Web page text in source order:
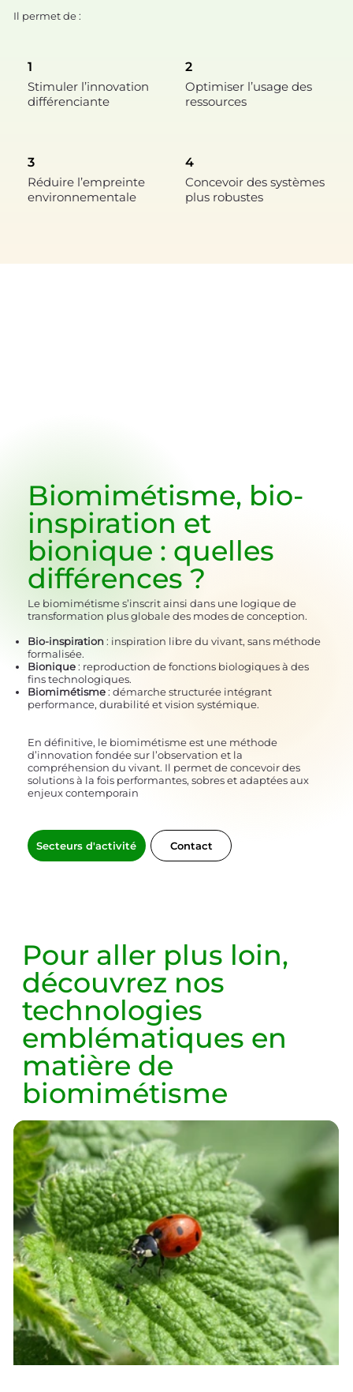
Il permet de :
1
Stimuler l’innovation
différenciante
2
Optimiser l’usage des
ressources
3
Réduire l’empreinte
environnementale
4
Concevoir des systèmes
plus robustes
Biomimétisme, bio-
inspiration et
bionique : quelles
différences ?
Le biomimétisme s’inscrit ainsi dans une logique de
transformation plus globale des modes de conception.
Bio-inspiration: inspiration libre du vivant, sans méthode
formalisée.
Bionique: reproduction de fonctions biologiques à des
fins technologiques.
Biomimétisme: démarche structurée intégrant
performance, durabilité et vision systémique.
En définitive, le biomimétisme est une méthode
d’innovation fondée sur l’observation et la
compréhension du vivant. Il permet de concevoir des
solutions à la fois performantes, sobres et adaptées aux
enjeux contemporain
Secteurs d'activité Contact
Pour aller plus loin,
découvrez nos
technologies
emblématiques en
matière de
biomimétisme